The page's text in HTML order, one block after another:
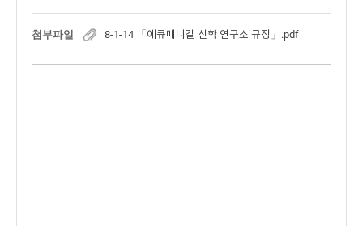
첨부파일 8-1-14 「에큐매니칼 신학 연구소 규정」.pdf